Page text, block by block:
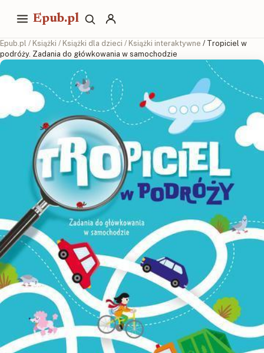
Epub.pl
Epub.pl / Książki / Książki dla dzieci / Książki interaktywne / Tropiciel w
podróży. Zadania do główkowania w samochodzie